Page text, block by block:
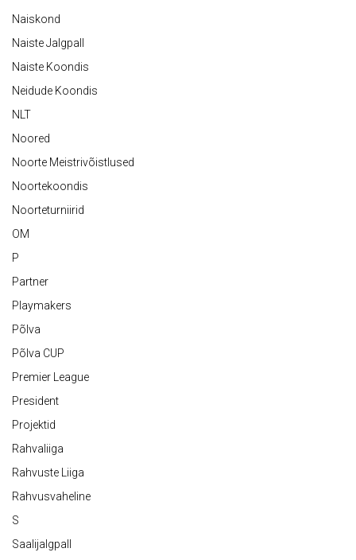
Naiskond
Naiste Jalgpall
Naiste Koondis
Neidude Koondis
NLT
Noored
Noorte Meistrivõistlused
Noortekoondis
Noorteturniirid
OM
P
Partner
Playmakers
Põlva
Põlva CUP
Premier League
President
Projektid
Rahvaliiga
Rahvuste Liiga
Rahvusvaheline
S
Saalijalgpall